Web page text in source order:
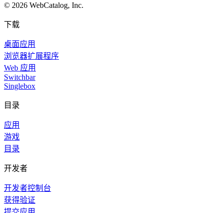
© 2026 WebCatalog, Inc.
下载
桌面应用
浏览器扩展程序
Web 应用
Switchbar
Singlebox
目录
应用
游戏
目录
开发者
开发者控制台
获得验证